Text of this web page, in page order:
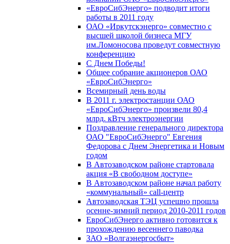
«ЕвроСибЭнерго» подводит итоги
работы в 2011 году
ОАО «Иркутскэнерго» совместно с
высшей школой бизнеса МГУ
им.Ломоносова проведут совместную
конференцию
С Днем Победы!
Общее собрание акционеров ОАО
«ЕвроСибЭнерго»
Всемирный день воды
В 2011 г. электростанции ОАО
«ЕвроСибЭнерго» произвели 80,4
млрд. кВтч электроэнергии
Поздравление генерального директора
ОАО "ЕвроСибЭнерго" Евгения
Федорова с Днем Энергетика и Новым
годом
В Автозаводском районе стартовала
акция «В свободном доступе»
В Автозаводском районе начал работу
«коммунальный» call-центр
Автозаводская ТЭЦ успешно прошла
осенне-зимний период 2010-2011 годов
ЕвроСибЭнерго активно готовится к
прохождению весеннего паводка
ЗАО «Волгаэнергосбыт»